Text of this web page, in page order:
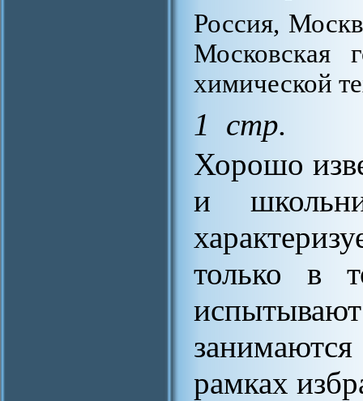
Россия,
Московская
химической
1 стр.
Хорошо
и
только в
рамках